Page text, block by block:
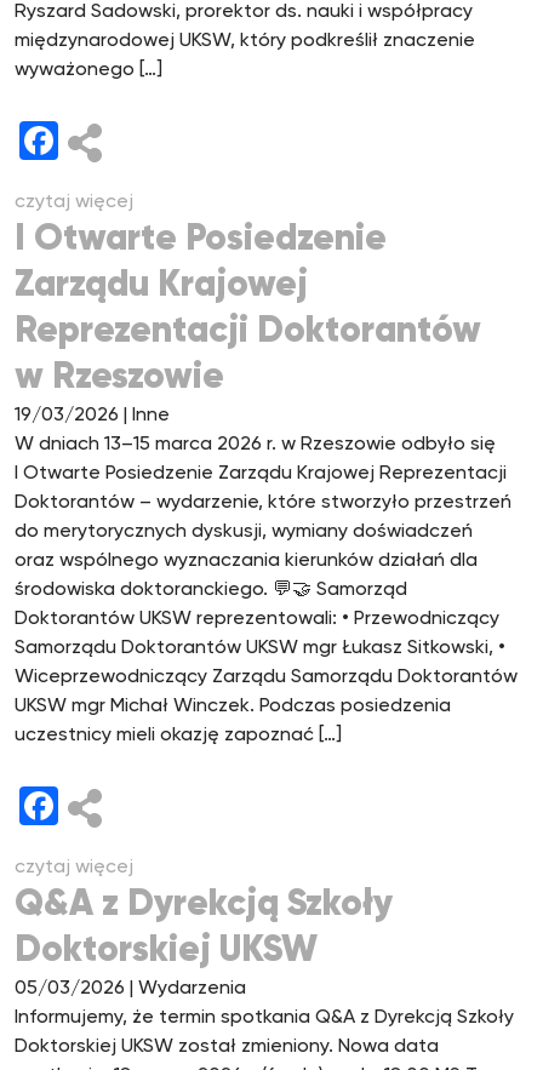
Ryszard Sadowski, prorektor ds. nauki i współpracy
międzynarodowej UKSW, który podkreślił znaczenie
wyważonego […]
Facebook
czytaj więcej
I Otwarte Posiedzenie
Zarządu Krajowej
Reprezentacji Doktorantów
w Rzeszowie
19/03/2026 | Inne
W dniach 13–15 marca 2026 r. w Rzeszowie odbyło się
I Otwarte Posiedzenie Zarządu Krajowej Reprezentacji
Doktorantów – wydarzenie, które stworzyło przestrzeń
do merytorycznych dyskusji, wymiany doświadczeń
oraz wspólnego wyznaczania kierunków działań dla
środowiska doktoranckiego. 💬🤝 Samorząd
Doktorantów UKSW reprezentowali: • Przewodniczący
Samorządu Doktorantów UKSW mgr Łukasz Sitkowski, •
Wiceprzewodniczący Zarządu Samorządu Doktorantów
UKSW mgr Michał Winczek. Podczas posiedzenia
uczestnicy mieli okazję zapoznać […]
Facebook
czytaj więcej
Q&A z Dyrekcją Szkoły
Doktorskiej UKSW
05/03/2026 | Wydarzenia
Informujemy, że termin spotkania Q&A z Dyrekcją Szkoły
Doktorskiej UKSW został zmieniony. Nowa data